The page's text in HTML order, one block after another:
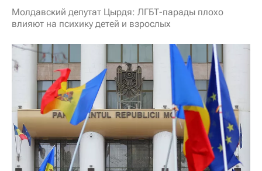
Молдавский депутат Цырдя: ЛГБТ-парады плохо
влияют на психику детей и взрослых